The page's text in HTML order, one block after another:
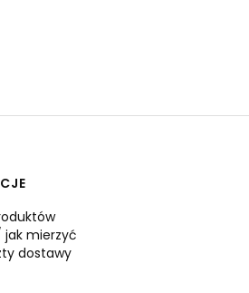
jak mierzyć
dostawy